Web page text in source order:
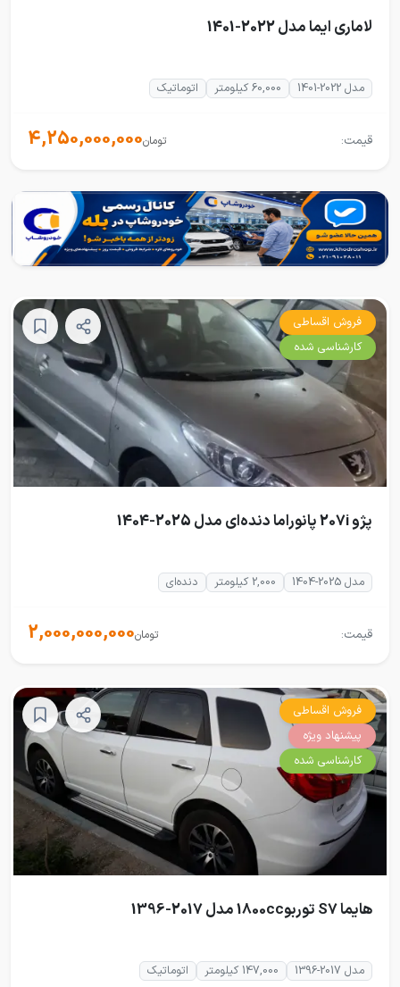
لاماری ایما مدل 2022-1401
مدل 2022-1401 60,000 کیلومتر اتوماتیک
قیمت: 4,250,000,000تومان
فروش اقساطی
کارشناسی شده
پژو 207i پانوراما دنده‌ای مدل 2025-1404
مدل 2025-1404 2,000 کیلومتر دنده‌ای
قیمت: 2,000,000,000تومان
فروش اقساطی
پیشنهاد ویژه
کارشناسی شده
هایما S7 توربو1800cc مدل 2017-1396
مدل 2017-1396 147,000 کیلومتر اتوماتیک